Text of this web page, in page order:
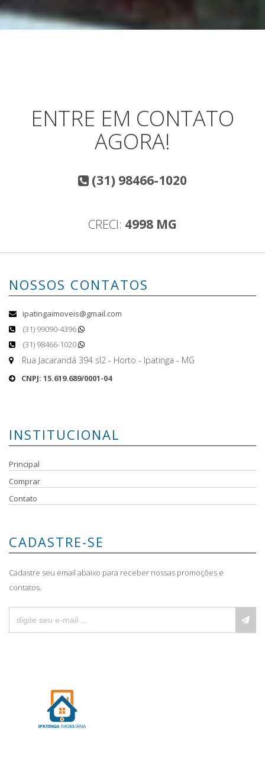
ENTRE EM CONTATO
AGORA!
(31) 98466-1020
CRECI: 4998 MG
NOSSOS CONTATOS
ipatingaimoveis@gmail.com
(31) 99090-4396
(31) 98466-1020
Rua Jacarandá 394 sl2 - Horto - Ipatinga - MG
CNPJ: 15.619.689/0001-04
INSTITUCIONAL
Principal
Comprar
Contato
CADASTRE-SE
Cadastre seu email abaixo para receber nossas promoções e
contatos.